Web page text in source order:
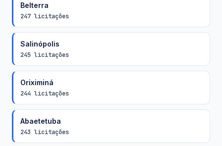
Belterra
247 licitações
Salinópolis
245 licitações
Oriximiná
244 licitações
Abaetetuba
243 licitações